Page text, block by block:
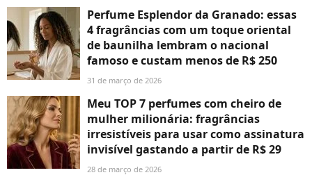
Perfume Esplendor da Granado: essas
4 fragrâncias com um toque oriental
de baunilha lembram o nacional
famoso e custam menos de R$ 250
31 de março de 2026
Meu TOP 7 perfumes com cheiro de
mulher milionária: fragrâncias
irresistíveis para usar como assinatura
invisível gastando a partir de R$ 29
28 de março de 2026